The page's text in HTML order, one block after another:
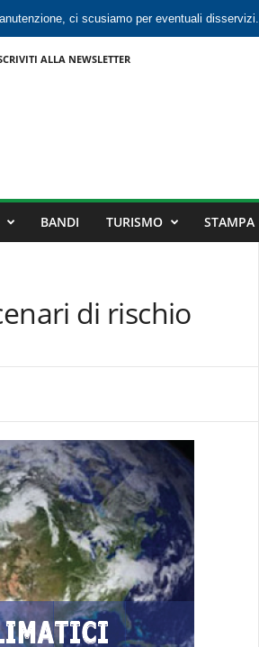
ci scusiamo per eventuali disservizi.
ALLA NEWSLETTER
BANDI TURISMO STAMPA
di rischio